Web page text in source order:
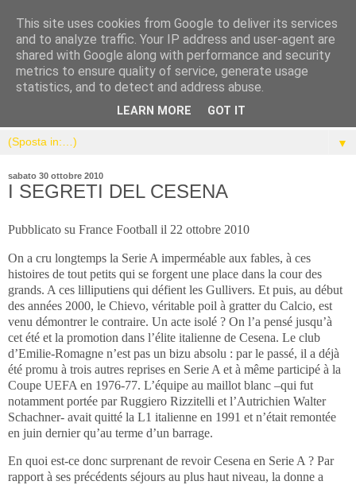
▼
sabato 30 ottobre 2010
I SEGRETI DEL CESENA
Pubblicato su France Football il 22 ottobre 2010
On a cru longtemps la Serie A imperméable aux fables, à ces
histoires de tout petits qui se forgent une place dans la cour des
grands. A ces lilliputiens qui défient les Gullivers. Et puis, au début
des années 2000, le Chievo, véritable poil à gratter du Calcio, est
venu démontrer le contraire. Un acte isolé ? On l’a pensé jusqu’à
cet été et la promotion dans l’élite italienne de Cesena. Le club
d’Emilie-Romagne n’est pas un bizu absolu : par le passé, il a déjà
été promu à trois autres reprises en Serie A et à même participé à la
Coupe UEFA en 1976-77. L’équipe au maillot blanc –qui fut
notamment portée par Ruggiero Rizzitelli et l’Autrichien Walter
Schachner- avait quitté la L1 italienne en 1991 et n’était remontée
en juin dernier qu’au terme d’un barrage.
En quoi est-ce donc surprenant de revoir Cesena en Serie A ? Par
rapport à ses précédents séjours au plus haut niveau, la donne a
This site uses cookies from Google to deliver its services
and to analyze traffic. Your IP address and user-agent are
shared with Google along with performance and security
metrics to ensure quality of service, generate usage
statistics, and to detect and address abuse.
LEARN MORE GOT IT